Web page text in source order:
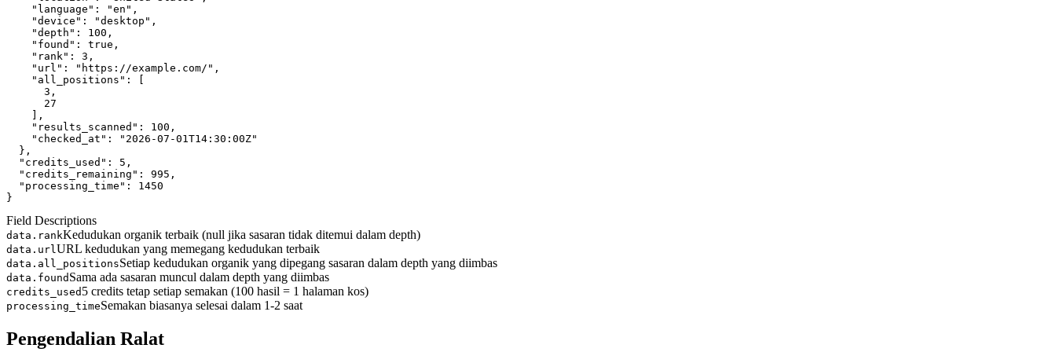
"language" : "en" ,
"device" : "desktop" ,
"depth" : 100 ,
"found" : true ,
"rank" : 3 ,
"url" : "https://example.com/" ,
"all_positions" : [
      3,
      27
    ],
"results_scanned" : 100 ,
"checked_at" :
"2026-07-01T14:30:00Z"
  },
"credits_used" : 5 ,
"credits_remaining" : 995 ,
"processing_time" : 1450
}
Field Descriptions
data.rankKedudukan organik terbaik (null jika sasaran tidak ditemui dalam depth)
data.url URL kedudukan yang memegang kedudukan terbaik
data.all_positionsSetiap kedudukan organik yang dipegang sasaran dalam depth yang diimbas
data.found Sama ada sasaran muncul dalam depth yang diimbas
credits_used 5 credits tetap setiap semakan (100 hasil = 1 halaman kos)
processing_timeSemakan biasanya selesai dalam 1-2 saat
Pengendalian Ralat